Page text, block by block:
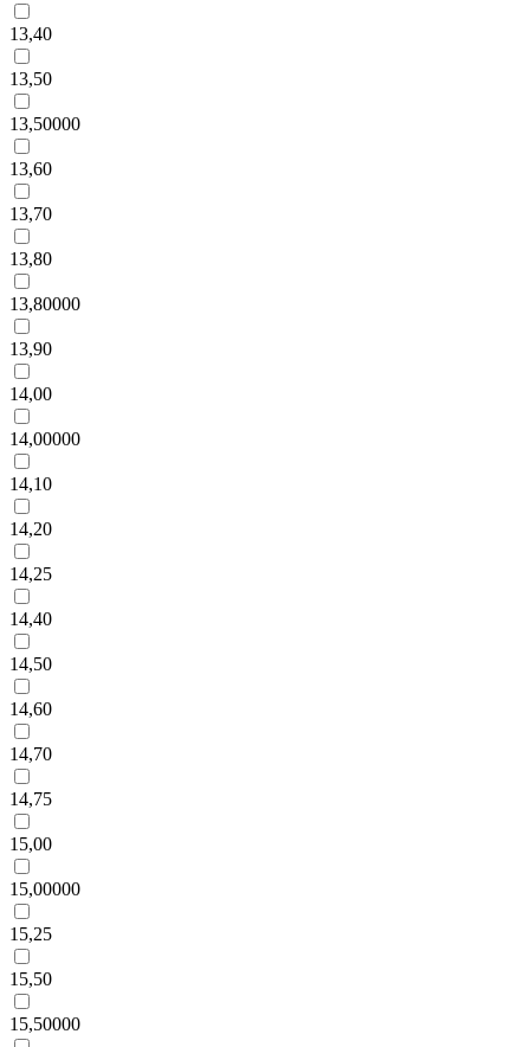
13,40
13,50
13,50000
13,60
13,70
13,80
13,80000
13,90
14,00
14,00000
14,10
14,20
14,25
14,40
14,50
14,60
14,70
14,75
15,00
15,00000
15,25
15,50
15,50000